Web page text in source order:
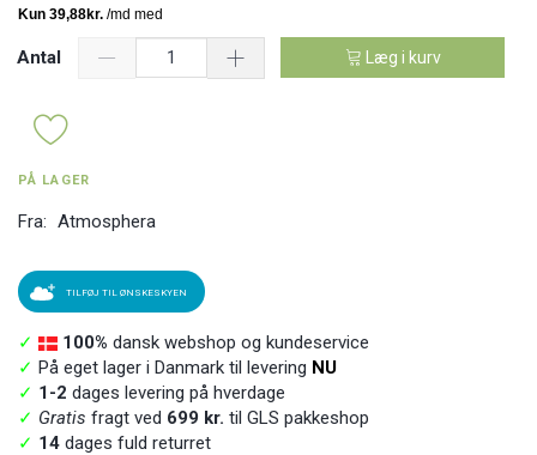
Antal Læg i kurv
PÅ LAGER
Fra: Atmosphera
TILFØJ TIL ØNSKESKYEN
✓ 100% dansk webshop og kundeservice
✓ På eget lager i Danmark til levering NU
✓ 1-2 dages levering på hverdage
✓ Gratis fragt ved 699 kr. til GLS pakkeshop
✓ 14 dages fuld returret